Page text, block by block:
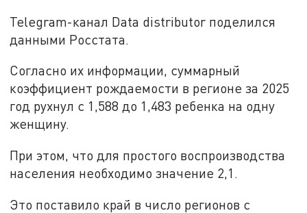
Telegram-канал Data distributor поделился
данными Росстата.
Согласно их информации, суммарный
коэффициент рождаемости в регионе за 2025
год рухнул с 1,588 до 1,483 ребенка на одну
женщину.
При этом, что для простого воспроизводства
населения необходимо значение 2,1.
Это поставило край в число регионов с